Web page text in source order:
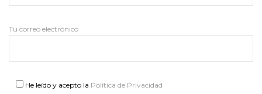
Tu correo electrónico
He leído y acepto la Política de Privacidad